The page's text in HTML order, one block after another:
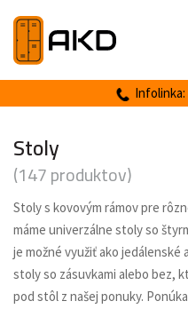
Infolinka:
Stoly
(147 produktov)
Stoly s kovovým rámov pre
máme univerzálne stoly so
je možné využiť ako jedálenské
stoly so zásuvkami alebo bez,
pod stôl z našej ponuky.